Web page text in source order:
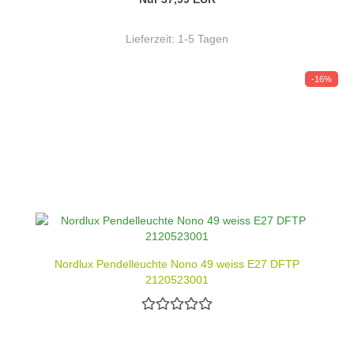
Lieferzeit: 1-5 Tagen
-16%
Nordlux Pendelleuchte Nono 49 weiss E27 DFTP
2120523001